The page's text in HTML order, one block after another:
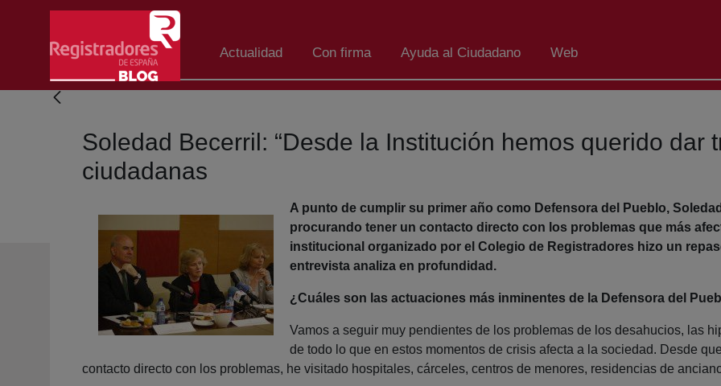
Skip to Main Content
Actualidad Con firma Ayuda al Ciudadano Web
Soledad Becerril: “Desde la Institución hemos querido dar
ciudadanas
A punto de cumplir su primer año como Defensora del Pueblo,
procurando tener un contacto directo con los problemas que más
institucional organizado por el Colegio de Registradores hizo un
entrevista analiza en profundidad.
¿Cuáles son las actuaciones más inminentes de la Defensora del
Vamos a seguir muy pendientes de los problemas de los desahucios, las
de todo lo que en estos momentos de crisis afecta a la sociedad. Desde
contacto directo con los problemas, he visitado hospitales, cárceles, centros de menores, residencias de